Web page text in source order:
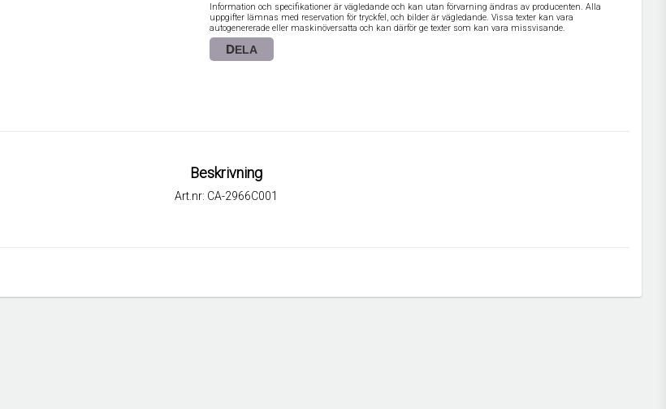
Information och specifikationer är vägledande och kan utan förvarning ändras av producenten. Alla
uppgifter lämnas med reservation för tryckfel, och bilder är vägledande. Vissa texter kan vara
autogenererade eller maskinöversatta och kan därför ge texter som kan vara missvisande.
DELA
Beskrivning
Art.nr: CA-2966C001